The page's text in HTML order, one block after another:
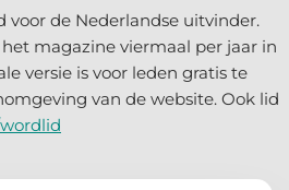
de Nederlandse uitvinder.
magazine viermaal per jaar in
versie is voor leden gratis te
van de website. Ook lid